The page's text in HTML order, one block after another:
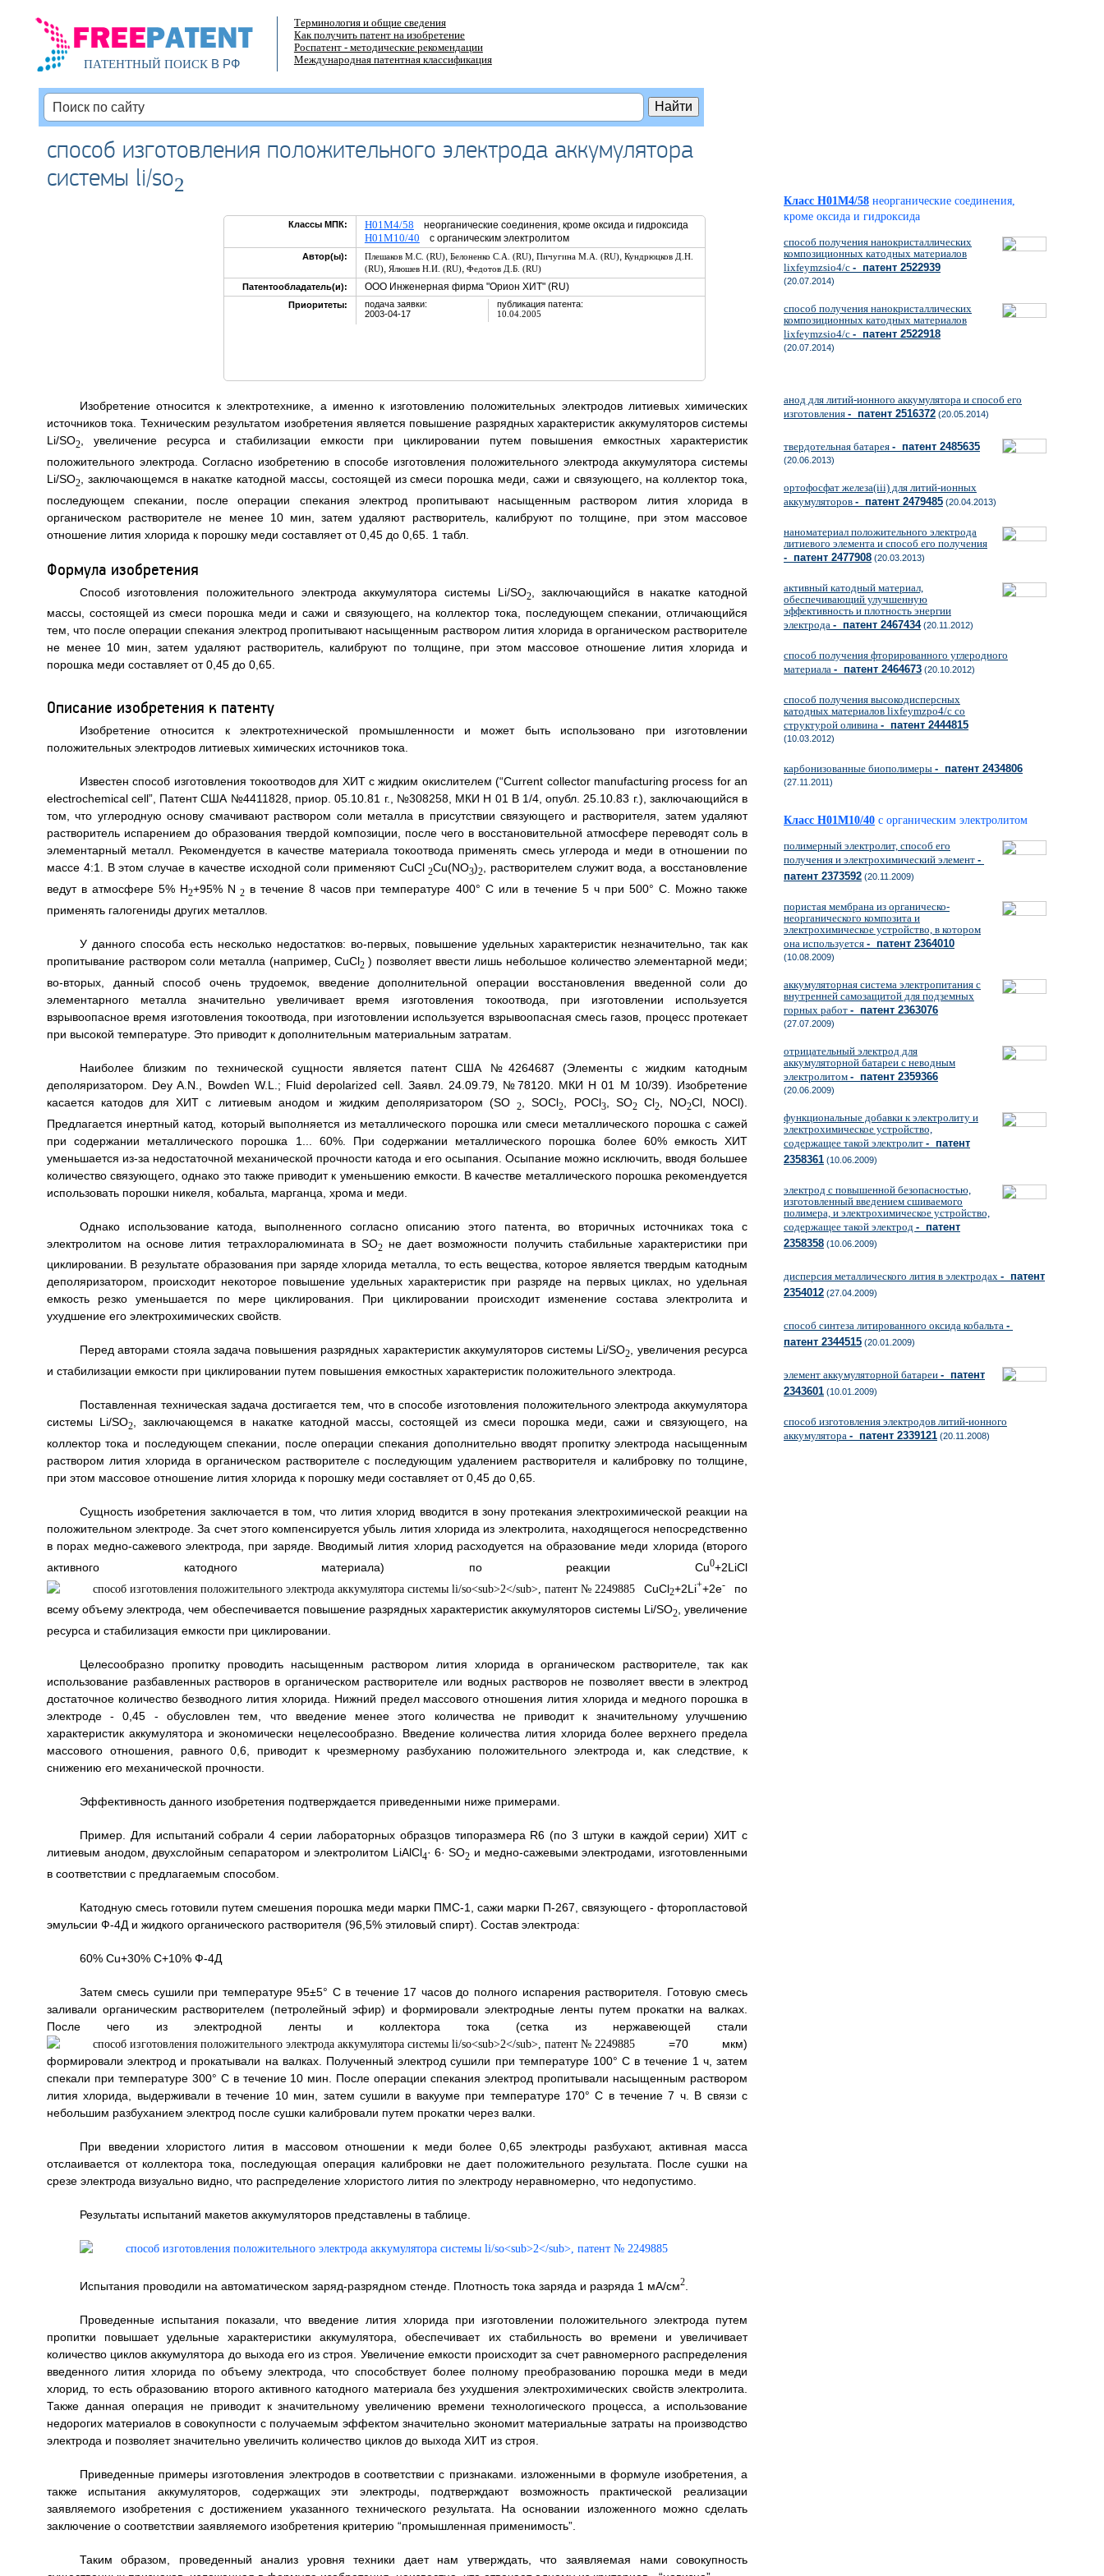
ПАТЕНТНЫЙ ПОИСКВ РФ
Терминология и общие сведения
Как получить патент на изобретение
Роспатент - методические рекомендации
Международная патентная классификация
способ изготовления положительного электрода аккумулятора
системы li/so2
Классы МПК: H01M4/58 неорганические соединения, кроме оксида и гидроксида
H01M10/40 с органическим электролитом
Автор(ы): Плешаков М.С. (RU), Белоненко С.А. (RU), Пичугина М.А. (RU), Кундрюцков Д.Н.
(RU), Ялюшев Н.И. (RU), Федотов Д.Б. (RU)
Патентообладатель(и):
ООО Инженерная фирма "Орион ХИТ" (RU)
Приоритеты:
подача заявки:
2003-04-17
публикация патента:
10.04.2005
Изобретение относится к электротехнике, а именно к изготовлению положительных электродов литиевых химических
источников тока. Техническим результатом изобретения является повышение разрядных характеристик аккумуляторов системы
Li/SO2, увеличение ресурса и стабилизации емкости при циклировании путем повышения емкостных характеристик
положительного электрода. Согласно изобретению в способе изготовления положительного электрода аккумулятора системы
Li/SO2, заключающемся в накатке катодной массы, состоящей из смеси порошка меди, сажи и связующего, на коллектор тока,
последующем спекании, после операции спекания электрод пропитывают насыщенным раствором лития хлорида в
органическом растворителе не менее 10 мин, затем удаляют растворитель, калибруют по толщине, при этом массовое
отношение лития хлорида к порошку меди составляет от 0,45 до 0,65. 1 табл.
Формула изобретения
Способ изготовления положительного электрода аккумулятора системы Li/SO2, заключающийся в накатке катодной
массы, состоящей из смеси порошка меди и сажи и связующего, на коллектор тока, последующем спекании, отличающийся
тем, что после операции спекания электрод пропитывают насыщенным раствором лития хлорида в органическом растворителе
не менее 10 мин, затем удаляют растворитель, калибруют по толщине, при этом массовое отношение лития хлорида и
порошка меди составляет от 0,45 до 0,65.
Описание изобретения к патенту
Изобретение относится к электротехнической промышленности и может быть использовано при изготовлении
положительных электродов литиевых химических источников тока.
Известен способ изготовления токоотводов для ХИТ с жидким окислителем (“Current collector manufacturing process for an
electrochemical cell”, Патент США №4411828, приор. 05.10.81 г., №308258, МКИ Н 01 В 1/4, опубл. 25.10.83 г.), заключающийся в
том, что углеродную основу смачивают раствором соли металла в присутствии связующего и растворителя, затем удаляют
растворитель испарением до образования твердой композиции, после чего в восстановительной атмосфере переводят соль в
элементарный металл. Рекомендуется в качестве материала токоотвода применять смесь углерода и меди в отношении по
массе 4:1. В этом случае в качестве исходной соли применяют CuCl 2Сu(NО3)2, растворителем служит вода, а восстановление
ведут в атмосфере 5% H2+95% N 2 в течение 8 часов при температуре 400° С или в течение 5 ч при 500° С. Можно также
применять галогениды других металлов.
У данного способа есть несколько недостатков: во-первых, повышение удельных характеристик незначительно, так как
пропитывание раствором соли металла (например, CuCl2) позволяет ввести лишь небольшое количество элементарной меди;
во-вторых, данный способ очень трудоемок, введение дополнительной операции восстановления введенной соли до
элементарного металла значительно увеличивает время изготовления токоотвода, при изготовлении используется
взрывоопасное время изготовления токоотвода, при изготовлении используется взрывоопасная смесь газов, процесс протекает
при высокой температуре. Это приводит к дополнительным материальным затратам.
Наиболее близким по технической сущности является патент США №4264687 (Элементы с жидким катодным
деполяризатором. Dey A.N., Bowden W.L.; Fluid depolarized cell. Заявл. 24.09.79, №78120. МКИ Н 01 М 10/39). Изобретение
касается катодов для ХИТ с литиевым анодом и жидким деполяризатором (SO2 , SОСl2 , РОСl3, SO2Cl2, NO2Cl, NOCl).
Предлагается инертный катод, который выполняется из металлического порошка или смеси металлического порошка с сажей
при содержании металлического порошка 1... 60%. При содержании металлического порошка более 60% емкость ХИТ
уменьшается из-за недостаточной механической прочности катода и его осыпания. Осыпание можно исключить, вводя большее
количество связующего, однако это также приводит к уменьшению емкости. В качестве металлического порошка рекомендуется
использовать порошки никеля, кобальта, марганца, хрома и меди.
Однако использование катода, выполненного согласно описанию этого патента, во вторичных источниках тока с
электролитом на основе лития тетрахлоралюмината в SO2не дает возможности получить стабильные характеристики при
циклировании. В результате образования при заряде хлорида металла, то есть вещества, которое является твердым катодным
деполяризатором, происходит некоторое повышение удельных характеристик при разряде на первых циклах, но удельная
емкость резко уменьшается по мере циклирования. При циклировании происходит изменение состава электролита и
ухудшение его электрохимических свойств.
Перед авторами стояла задача повышения разрядных характеристик аккумуляторов системы Li/SO2, увеличения ресурса
и стабилизации емкости при циклировании путем повышения емкостных характеристик положительного электрода.
Поставленная техническая задача достигается тем, что в способе изготовления положительного электрода аккумулятора
системы Li/SО2, заключающемся в накатке катодной массы, состоящей из смеси порошка меди, сажи и связующего, на
коллектор тока и последующем спекании, после операции спекания дополнительно вводят пропитку электрода насыщенным
раствором лития хлорида в органическом растворителе с последующим удалением растворителя и калибровку по толщине,
при этом массовое отношение лития хлорида к порошку меди составляет от 0,45 до 0,65.
Сущность изобретения заключается в том, что лития хлорид вводится в зону протекания электрохимической реакции на
положительном электроде. За счет этого компенсируется убыль лития хлорида из электролита, находящегося непосредственно
в порах медно-сажевого электрода, при заряде. Вводимый лития хлорид расходуется на образование меди хлорида (второго
активного катодного материала) по реакции Сu0+2LiCl
СuСl2+2Li++2е-по
всему объему электрода, чем обеспечивается повышение разрядных характеристик аккумуляторов системы Li/SO2, увеличение
ресурса и стабилизация емкости при циклировании.
Целесообразно пропитку проводить насыщенным раствором лития хлорида в органическом растворителе, так как
использование разбавленных растворов в органическом растворителе или водных растворов не позволяет ввести в электрод
достаточное количество безводного лития хлорида. Нижний предел массового отношения лития хлорида и медного порошка в
электроде - 0,45 - обусловлен тем, что введение менее этого количества не приводит к значительному улучшению
характеристик аккумулятора и экономически нецелесообразно. Введение количества лития хлорида более верхнего предела
массового отношения, равного 0,6, приводит к чрезмерному разбуханию положительного электрода и, как следствие, к
снижению его механической прочности.
Эффективность данного изобретения подтверждается приведенными ниже примерами.
Пример. Для испытаний собрали 4 серии лабораторных образцов типоразмера R6 (по 3 штуки в каждой серии) ХИТ с
литиевым анодом, двухслойным сепаратором и электролитом LiAlCl4· 6· SО2 и медно-сажевыми электродами, изготовленными
в соответствии с предлагаемым способом.
Катодную смесь готовили путем смешения порошка меди марки ПМС-1, сажи марки П-267, связующего - фторопластовой
эмульсии Ф-4Д и жидкого органического растворителя (96,5% этиловый спирт). Состав электрода:
60% Сu+30% С+10% Ф-4Д
Затем смесь сушили при температуре 95±5° С в течение 17 часов до полного испарения растворителя. Готовую смесь
заливали органическим растворителем (петролейный эфир) и формировали электродные ленты путем прокатки на валках.
После чего из электродной ленты и коллектора тока (сетка из нержавеющей стали
=70 мкм)
формировали электрод и прокатывали на валках. Полученный электрод сушили при температуре 100° С в течение 1 ч, затем
спекали при температуре 300° С в течение 10 мин. После операции спекания электрод пропитывали насыщенным раствором
лития хлорида, выдерживали в течение 10 мин, затем сушили в вакууме при температуре 170° С в течение 7 ч. В связи с
небольшим разбуханием электрод после сушки калибровали путем прокатки через валки.
При введении хлористого лития в массовом отношении к меди более 0,65 электроды разбухают, активная масса
отслаивается от коллектора тока, последующая операция калибровки не дает положительного результата. После сушки на
срезе электрода визуально видно, что распределение хлористого лития по электроду неравномерно, что недопустимо.
Результаты испытаний макетов аккумуляторов представлены в таблице.
Испытания проводили на автоматическом заряд-разрядном стенде. Плотность тока заряда и разряда 1 мА/см2.
Проведенные испытания показали, что введение лития хлорида при изготовлении положительного электрода путем
пропитки повышает удельные характеристики аккумулятора, обеспечивает их стабильность во времени и увеличивает
количество циклов аккумулятора до выхода его из строя. Увеличение емкости происходит за счет равномерного распределения
введенного лития хлорида по объему электрода, что способствует более полному преобразованию порошка меди в меди
хлорид, то есть образованию второго активного катодного материала без ухудшения электрохимических свойств электролита.
Также данная операция не приводит к значительному увеличению времени технологического процесса, а использование
недорогих материалов в совокупности с получаемым эффектом значительно экономит материальные затраты на производство
электрода и позволяет значительно увеличить количество циклов до выхода ХИТ из строя.
Приведенные примеры изготовления электродов в соответствии с признаками. изложенными в формуле изобретения, а
также испытания аккумуляторов, содержащих эти электроды, подтверждают возможность практической реализации
заявляемого изобретения с достижением указанного технического результата. На основании изложенного можно сделать
заключение о соответствии заявляемого изобретения критерию “промышленная применимость”.
Таким образом, проведенный анализ уровня техники дает нам утверждать, что заявляемая нами совокупность
Класс H01M4/58 неорганические соединения,
кроме оксида и гидроксида
способ получения нанокристаллических
композиционных катодных материалов
lixfeymzsio4/c - патент 2522939
(20.07.2014)
способ получения нанокристаллических
композиционных катодных материалов
lixfeymzsio4/c - патент 2522918
(20.07.2014)
анод для литий-ионного аккумулятора и способ его
изготовления - патент 2516372 (20.05.2014)
твердотельная батарея - патент 2485635
(20.06.2013)
ортофосфат железа(iii) для литий-ионных
аккумуляторов - патент 2479485 (20.04.2013)
наноматериал положительного электрода
литиевого элемента и способ его получения
- патент 2477908 (20.03.2013)
активный катодный материал,
обеспечивающий улучшенную
эффективность и плотность энергии
электрода - патент 2467434(20.11.2012)
способ получения фторированного углеродного
материала - патент 2464673 (20.10.2012)
способ получения высокодисперсных
катодных материалов lixfeymzpo4/c со
структурой оливина - патент 2444815
(10.03.2012)
карбонизованные биополимеры - патент 2434806
(27.11.2011)
Класс H01M10/40 с органическим электролитом
полимерный электролит, способ его
получения и электрохимический элемент -
патент 2373592 (20.11.2009)
пористая мембрана из органическо-
неорганического композита и
электрохимическое устройство, в котором
она используется - патент 2364010
(10.08.2009)
аккумуляторная система электропитания с
внутренней самозащитой для подземных
горных работ - патент 2363076
(27.07.2009)
отрицательный электрод для
аккумуляторной батареи с неводным
электролитом - патент 2359366
(20.06.2009)
функциональные добавки к электролиту и
электрохимическое устройство,
содержащее такой электролит - патент
2358361 (10.06.2009)
электрод с повышенной безопасностью,
изготовленный введением сшиваемого
полимера, и электрохимическое устройство,
содержащее такой электрод - патент
2358358 (10.06.2009)
дисперсия металлического лития в электродах - патент
2354012 (27.04.2009)
способ синтеза литированного оксида кобальта -
патент 2344515 (20.01.2009)
элемент аккумуляторной батареи - патент
2343601 (10.01.2009)
способ изготовления электродов литий-ионного
аккумулятора - патент 2339121 (20.11.2008)